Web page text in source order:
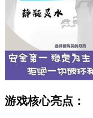
游戏核心亮点：